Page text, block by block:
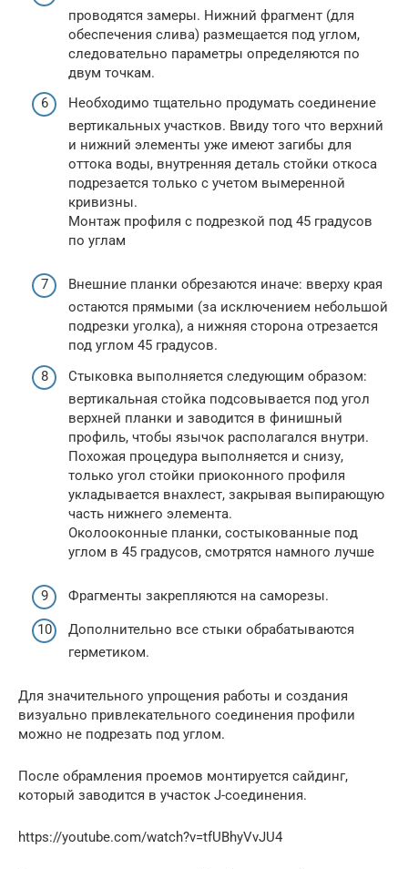
проводятся замеры. Нижний фрагмент (для
обеспечения слива) размещается под углом,
следовательно параметры определяются по
двум точкам.
Необходимо тщательно продумать соединение
вертикальных участков. Ввиду того что верхний
и нижний элементы уже имеют загибы для
оттока воды, внутренняя деталь стойки откоса
подрезается только с учетом вымеренной
кривизны.
Монтаж профиля с подрезкой под 45 градусов
по углам
Внешние планки обрезаются иначе: вверху края
остаются прямыми (за исключением небольшой
подрезки уголка), а нижняя сторона отрезается
под углом 45 градусов.
Стыковка выполняется следующим образом:
вертикальная стойка подсовывается под угол
верхней планки и заводится в финишный
профиль, чтобы язычок располагался внутри.
Похожая процедура выполняется и снизу,
только угол стойки приоконного профиля
укладывается внахлест, закрывая выпирающую
часть нижнего элемента.
Околооконные планки, состыкованные под
углом в 45 градусов, смотрятся намного лучше
Фрагменты закрепляются на саморезы.
Дополнительно все стыки обрабатываются
герметиком.
Для значительного упрощения работы и создания
визуально привлекательного соединения профили
можно не подрезать под углом.
После обрамления проемов монтируется сайдинг,
который заводится в участок J-соединения.
https://youtube.com/watch?v=tfUBhyVvJU4